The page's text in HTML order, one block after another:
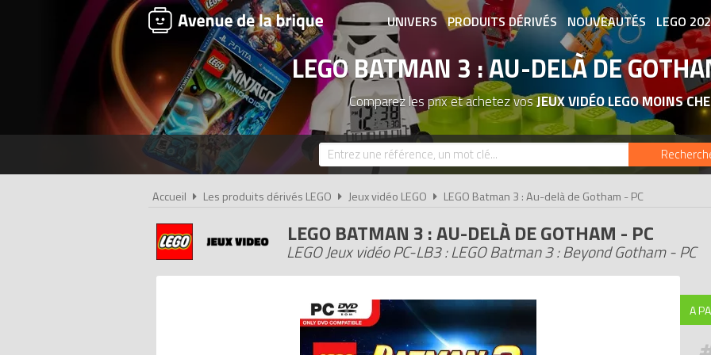
UNIVERS PRODUITS DÉRIVÉS NOUVEAUTÉS LEGO
ASSOCIATIONS DE FANS
LEGO BATMAN 3 : AU-DELÀ DE
Comparez les prix et achetez vosJEUX VIDÉO LEGO MOINS
Accueil Les produits dérivés LEGO Jeux vidéo LEGO LEGO Batman 3 : Au-delà de Gotham - PC
LEGO BATMAN 3 : AU-DELÀ DE GOTHAM - PC
LEGO Jeux vidéo PC-LB3 : LEGO Batman 3 : Beyond Gotham - PC
A